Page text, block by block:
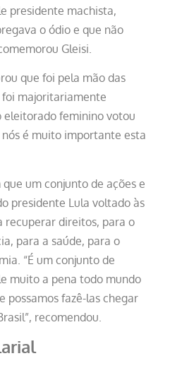
presidente machista,
o ódio e que não
Gleisi.
que foi pela mão das
foi majoritariamente
eleitorado feminino votou
é muito importante esta
um conjunto de ações e
presidente Lula voltado às
recuperar direitos, para o
para a saúde, para o
“É um conjunto de
muito a pena todo mundo
possamos fazê-las chegar
recomendou.